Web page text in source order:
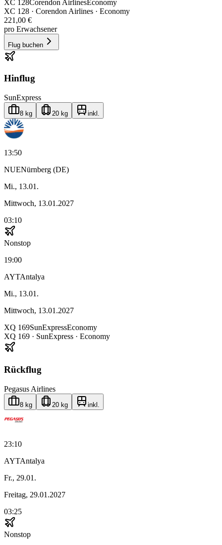
XC 128Corendon AirlinesEconomy
XC 128 · Corendon Airlines · Economy
221,00 €
pro Erwachsener
Flug buchen
Hinflug
SunExpress
8 kg 20 kg inkl.
13:50
NUENürnberg (DE)
Mi., 13.01.
Mittwoch, 13.01.2027
03:10
Nonstop
19:00
AYTAntalya
Mi., 13.01.
Mittwoch, 13.01.2027
XQ 169SunExpressEconomy
XQ 169 · SunExpress · Economy
Rückflug
Pegasus Airlines
8 kg 20 kg inkl.
23:10
AYTAntalya
Fr., 29.01.
Freitag, 29.01.2027
03:25
Nonstop